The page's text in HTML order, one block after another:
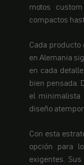
motos
compactos
Cada
en Alemania
en cada
bien pensada.
el minimalista
diseño
Con esta
opción para
exigentes.